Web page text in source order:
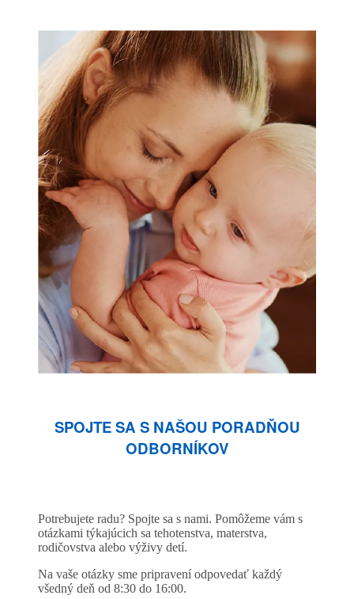
SPOJTE SA S NAŠOU PORADŇOU
ODBORNÍKOV
Potrebujete radu? Spojte sa s nami. Pomôžeme vám s
otázkami týkajúcich sa tehotenstva, materstva,
rodičovstva alebo výživy detí.
Na vaše otázky sme pripravení odpovedať každý
všedný deň od 8:30 do 16:00.